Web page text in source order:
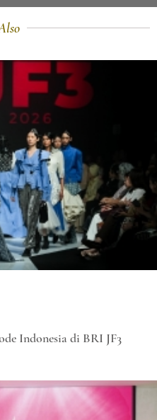
Indonesia di BRI JF3